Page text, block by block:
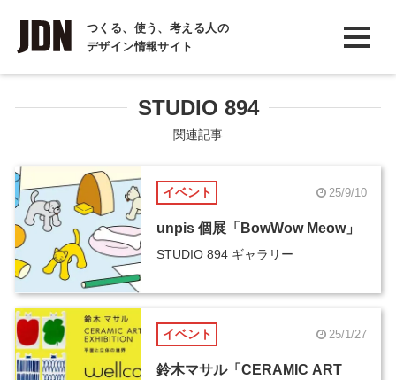
つくる、使う、考える人の
デザイン情報サイト
INTERVIEW
インタビュー
COLUMN
コラム
STUDIO 894
関連記事
イベント 25/9/10
unpis 個展「BowWow Meow」
STUDIO 894 ギャラリー
イベント 25/1/27
鈴木マサル「CERAMIC ART